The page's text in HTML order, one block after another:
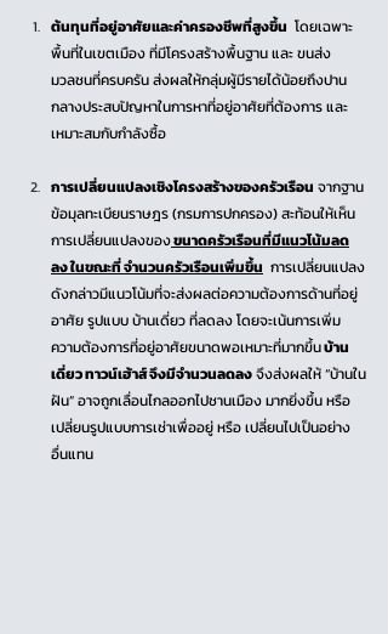
ต้นทุนที่อยู่อาศัยและค่าครองชีพที่สูงขึ้น โดยเฉพาะ
พื้นที่ในเขตเมือง ที่มีโครงสร้างพื้นฐาน และ ขนส่ง
มวลชนที่ครบครัน ส่งผลให้กลุ่มผู้มีรายได้น้อยถึงปาน
กลางประสบปัญหาในการหาที่อยู่อาศัยที่ต้องการ และ
เหมาะสมกับกำลังซื้อ
การเปลี่ยนแปลงเชิงโครงสร้างของครัวเรือน จากฐาน
ข้อมุลทะเบียนราษฎร (กรมการปกครอง) สะท้อนให้เห็น
การเปลี่ยนแปลงของ ขนาดครัวเรือนที่มีแนวโน้มลด
ลง ในขณะที่ จำนวนครัวเรือนเพิ่มขึ้น การเปลี่ยนแปลง
ดังกล่าวมีแนวโน้มที่จะส่งผลต่อความต้องการด้านที่อยู่
อาศัย รูปแบบ บ้านเดี่ยว ที่ลดลง โดยจะเน้นการเพิ่ม
ความต้องการที่อยู่อาศัยขนาดพอเหมาะที่มากขึ้น บ้าน
เดี่ยว ทาวน์เฮ้าส์ จึงมีจำนวนลดลง จึงส่งผลให้ “บ้านใน
ฝัน” อาจถูกเลื่อนไกลออกไปชานเมือง มากยิ่งขึ้น หรือ
เปลี่ยนรูปแบบการเช่าเพื่ออยู่ หรือ เปลี่ยนไปเป็นอย่าง
อื่นแทน